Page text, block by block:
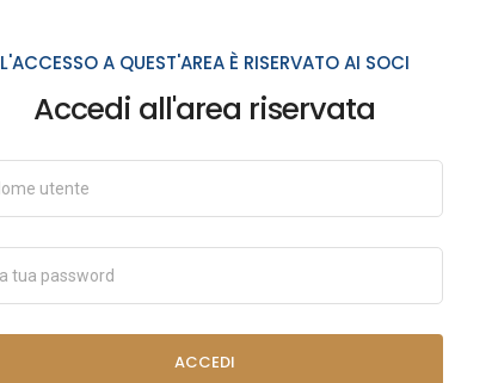
L'ACCESSO A QUEST'AREA È RISERVATO AI SOCI
Accedi all'area riservata
ACCEDI